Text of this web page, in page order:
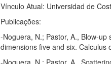
Vínculo Atual: Universidad de
Publicações:
-Noguera, N.; Pastor, A., Blow-
dimensions five and six. Calculus
-Noguera, N.; Pastor, A.,